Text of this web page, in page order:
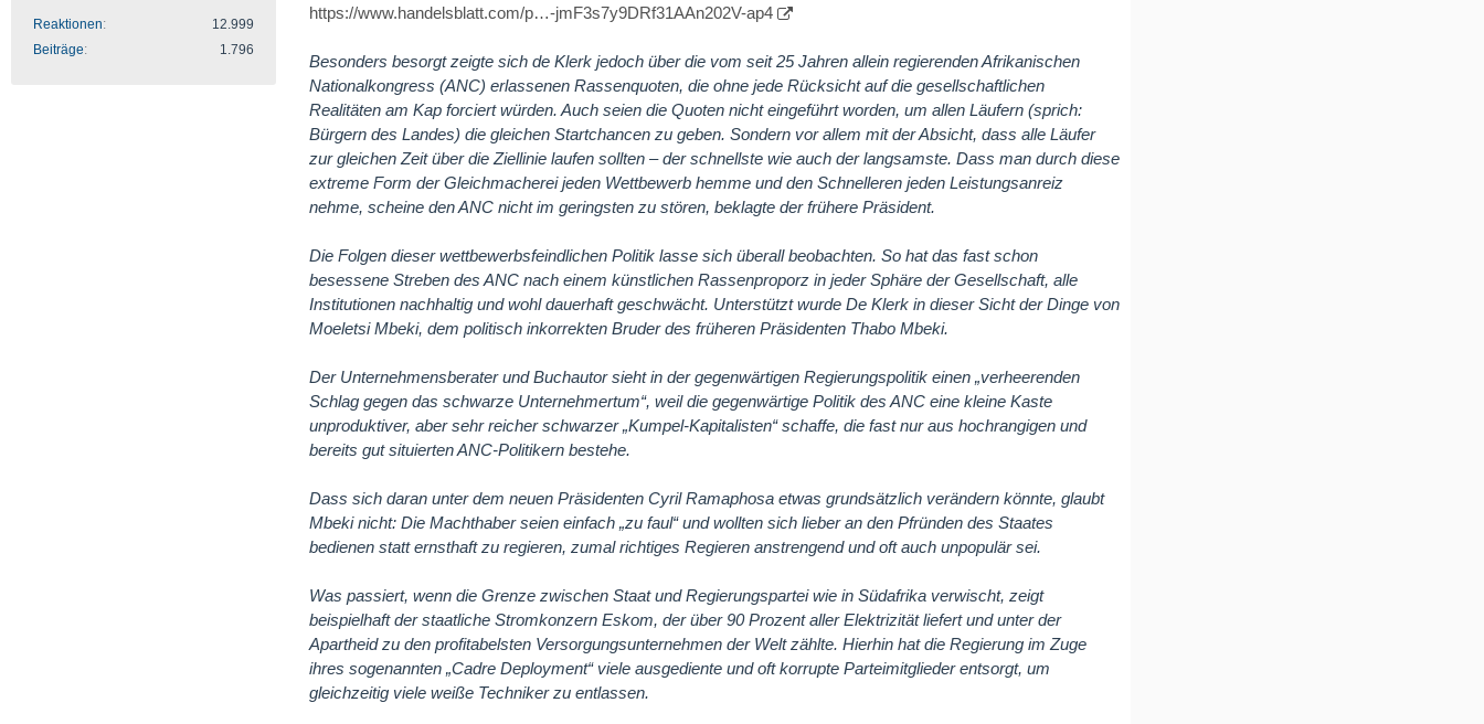
Reaktionen
12.999
Beiträge
1.796
https://www.handelsblatt.com/p…-jmF3s7y9DRf31AAn202V-ap4
Besonders besorgt zeigte sich de Klerk jedoch über die vom seit 25 Jahren allein regierenden Afrikanischen
Nationalkongress (ANC) erlassenen Rassenquoten, die ohne jede Rücksicht auf die gesellschaftlichen
Realitäten am Kap forciert würden. Auch seien die Quoten nicht eingeführt worden, um allen Läufern (sprich:
Bürgern des Landes) die gleichen Startchancen zu geben. Sondern vor allem mit der Absicht, dass alle Läufer
zur gleichen Zeit über die Ziellinie laufen sollten – der schnellste wie auch der langsamste. Dass man durch diese
extreme Form der Gleichmacherei jeden Wettbewerb hemme und den Schnelleren jeden Leistungsanreiz
nehme, scheine den ANC nicht im geringsten zu stören, beklagte der frühere Präsident.
Die Folgen dieser wettbewerbsfeindlichen Politik lasse sich überall beobachten. So hat das fast schon
besessene Streben des ANC nach einem künstlichen Rassenproporz in jeder Sphäre der Gesellschaft, alle
Institutionen nachhaltig und wohl dauerhaft geschwächt. Unterstützt wurde De Klerk in dieser Sicht der Dinge von
Moeletsi Mbeki, dem politisch inkorrekten Bruder des früheren Präsidenten Thabo Mbeki.
Der Unternehmensberater und Buchautor sieht in der gegenwärtigen Regierungspolitik einen „verheerenden
Schlag gegen das schwarze Unternehmertum“, weil die gegenwärtige Politik des ANC eine kleine Kaste
unproduktiver, aber sehr reicher schwarzer „Kumpel-Kapitalisten“ schaffe, die fast nur aus hochrangigen und
bereits gut situierten ANC-Politikern bestehe.
Dass sich daran unter dem neuen Präsidenten Cyril Ramaphosa etwas grundsätzlich verändern könnte, glaubt
Mbeki nicht: Die Machthaber seien einfach „zu faul“ und wollten sich lieber an den Pfründen des Staates
bedienen statt ernsthaft zu regieren, zumal richtiges Regieren anstrengend und oft auch unpopulär sei.
Was passiert, wenn die Grenze zwischen Staat und Regierungspartei wie in Südafrika verwischt, zeigt
beispielhaft der staatliche Stromkonzern Eskom, der über 90 Prozent aller Elektrizität liefert und unter der
Apartheid zu den profitabelsten Versorgungsunternehmen der Welt zählte. Hierhin hat die Regierung im Zuge
ihres sogenannten „Cadre Deployment“ viele ausgediente und oft korrupte Parteimitglieder entsorgt, um
gleichzeitig viele weiße Techniker zu entlassen.